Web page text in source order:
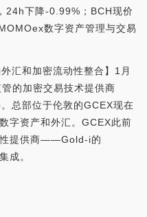
24h下降-0.99%；BCH现价
数字资产管理与交易
汇和加密流动性整合】1月
的加密交易技术提供商
总部位于伦敦的GCEX现在
字资产和外汇。GCEX此前
性提供商——Gold-i的
成。